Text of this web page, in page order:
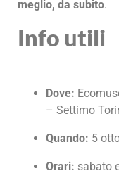
meglio, da subito.
Info utili
Dove:
– Settimo
Quando: 5
Orari: sabato